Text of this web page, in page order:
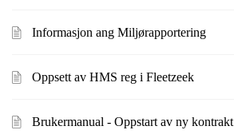
Informasjon ang Miljørapportering
Oppsett av HMS reg i Fleetzeek
Brukermanual - Oppstart av ny kontrakt